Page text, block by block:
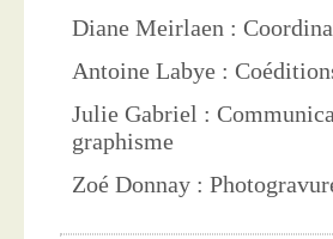
Diane Meirlaen :
Antoine Labye :
Julie Gabriel :
graphisme
Zoé Donnay :